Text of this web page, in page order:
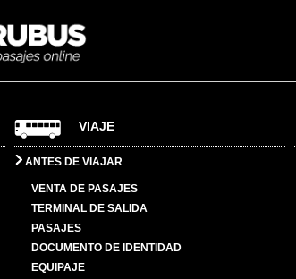
VIAJE
ANTES DE VIAJAR
VENTA DE PASAJES
TERMINAL DE SALIDA
PASAJES
DOCUMENTO DE IDENTIDAD
EQUIPAJE